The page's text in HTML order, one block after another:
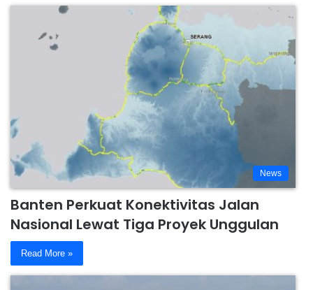
News
Banten Perkuat Konektivitas Jalan
Nasional Lewat Tiga Proyek Unggulan
Read More »